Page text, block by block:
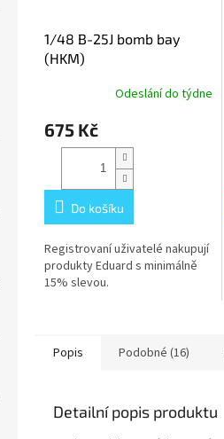
1/48 B-25J bomb bay
(HKM)
Odeslání do týdne
675 Kč
Do košíku
Registrovaní uživatelé nakupují
produkty Eduard s minimálně
15% slevou.
Popis Podobné (16)
Detailní popis produktu